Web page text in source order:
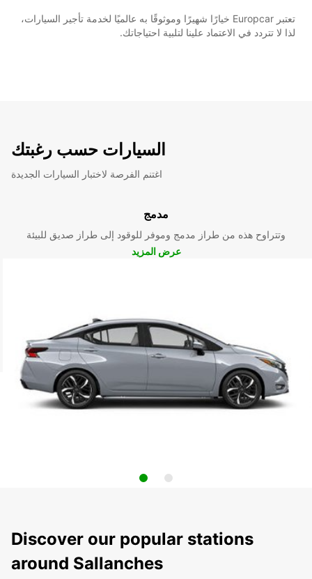
تعتبر Europcar خيارًا شهيرًا وموثوقًا به عالميًا لخدمة تأجير السيارات،
لذا لا تتردد في الاعتماد علينا لتلبية احتياجاتك.
السيارات حسب رغبتك
اغتنم الفرصة لاختبار السيارات الجديدة
مدمج
وتتراوح هذه من طراز مدمج وموفر للوقود إلى طراز صديق للبيئة
عرض المزيد
Discover our popular stations
around Sallanches